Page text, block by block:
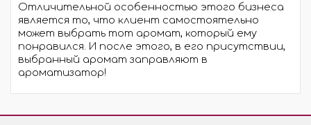
Отличительной особенностью этого бизнеса
является то, что клиент самостоятельно
может выбрать тот аромат, который ему
понравился. И после этого, в его присутствии,
выбранный аромат заправляют в
ароматизатор!